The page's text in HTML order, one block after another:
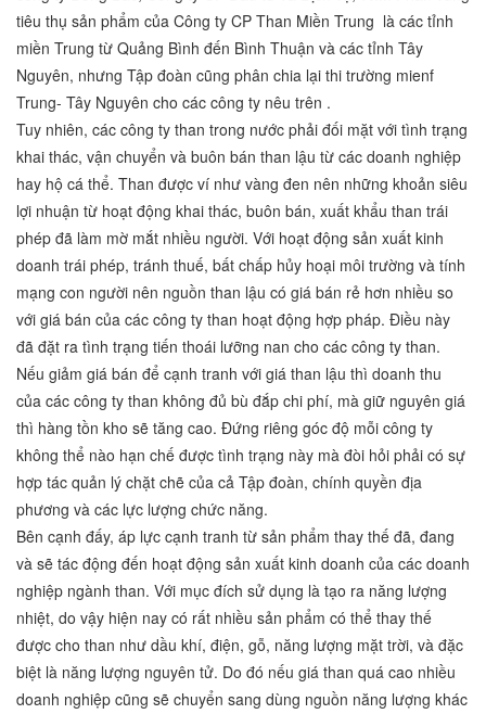
tiêu thụ sản phẩm của Công ty CP Than Miền Trung là các tỉnh
miền Trung từ Quảng Bình đến Bình Thuận và các tỉnh Tây
Nguyên, nhưng Tập đoàn cũng phân chia lại thi trường mienf
Trung- Tây Nguyên cho các công ty nêu trên .
Tuy nhiên, các công ty than trong nước phải đối mặt với tình trạng
khai thác, vận chuyển và buôn bán than lậu từ các doanh nghiệp
hay hộ cá thể. Than được ví như vàng đen nên những khoản siêu
lợi nhuận từ hoạt động khai thác, buôn bán, xuất khẩu than trái
phép đã làm mờ mắt nhiều người. Với hoạt động sản xuất kinh
doanh trái phép, tránh thuế, bất chấp hủy hoại môi trường và tính
mạng con người nên nguồn than lậu có giá bán rẻ hơn nhiều so
với giá bán của các công ty than hoạt động hợp pháp. Điều này
đã đặt ra tình trạng tiến thoái lưỡng nan cho các công ty than.
Nếu giảm giá bán để cạnh tranh với giá than lậu thì doanh thu
của các công ty than không đủ bù đắp chi phí, mà giữ nguyên giá
thì hàng tồn kho sẽ tăng cao. Đứng riêng góc độ mỗi công ty
không thể nào hạn chế được tình trạng này mà đòi hỏi phải có sự
hợp tác quản lý chặt chẽ của cả Tập đoàn, chính quyền địa
phương và các lực lượng chức năng.
Bên cạnh đấy, áp lực cạnh tranh từ sản phẩm thay thế đã, đang
và sẽ tác động đến hoạt động sản xuất kinh doanh của các doanh
nghiệp ngành than. Với mục đích sử dụng là tạo ra năng lượng
nhiệt, do vậy hiện nay có rất nhiều sản phẩm có thể thay thế
được cho than như dầu khí, điện, gỗ, năng lượng mặt trời, và đặc
biệt là năng lượng nguyên tử. Do đó nếu giá than quá cao nhiều
doanh nghiệp cũng sẽ chuyển sang dùng nguồn năng lượng khác